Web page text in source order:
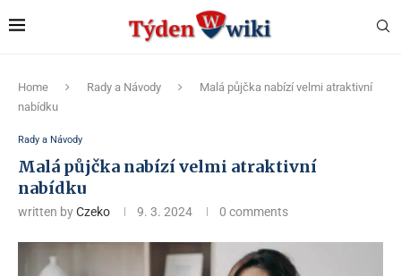
Home Rady a Návody
Malá půjčka nabízí velmi atraktivní
nabídku
Rady a Návody
Malá půjčka nabízí velmi atraktivní
nabídku
written byCzeko 9. 3. 2024 0 comments